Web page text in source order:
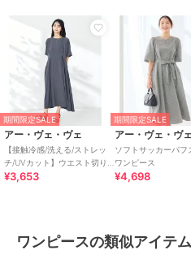
■商品のお気に入り登録（ハートマ
再入荷通知や値下げ等、お得なご案
--------------------
※商品画像は、光の当たり具合やパ
実際の色味と異なって見える場合が
商品の色味の目安は商品単体の画像
ショップ アー・ヴェ・ヴ
期間限定SALE
アー・ヴェ・ヴェ
【接触冷感/洗える/ストレッ
チ/UVカット】ウエスト切り
替えドルマンワンピース
¥3,653
期間限定SALE
アー・ヴェ・ヴェ
ソフトサッカーパフ
ワンピース
¥4,698
ワンピースの類似アイテム